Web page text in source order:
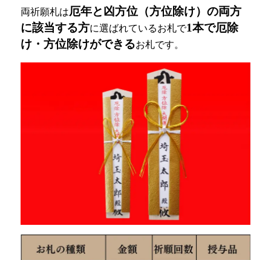
両祈願札は厄年と凶方位（方位除け）の両方
に該当する方に選ばれているお札で1本で厄除
け・方位除けができるお札です。